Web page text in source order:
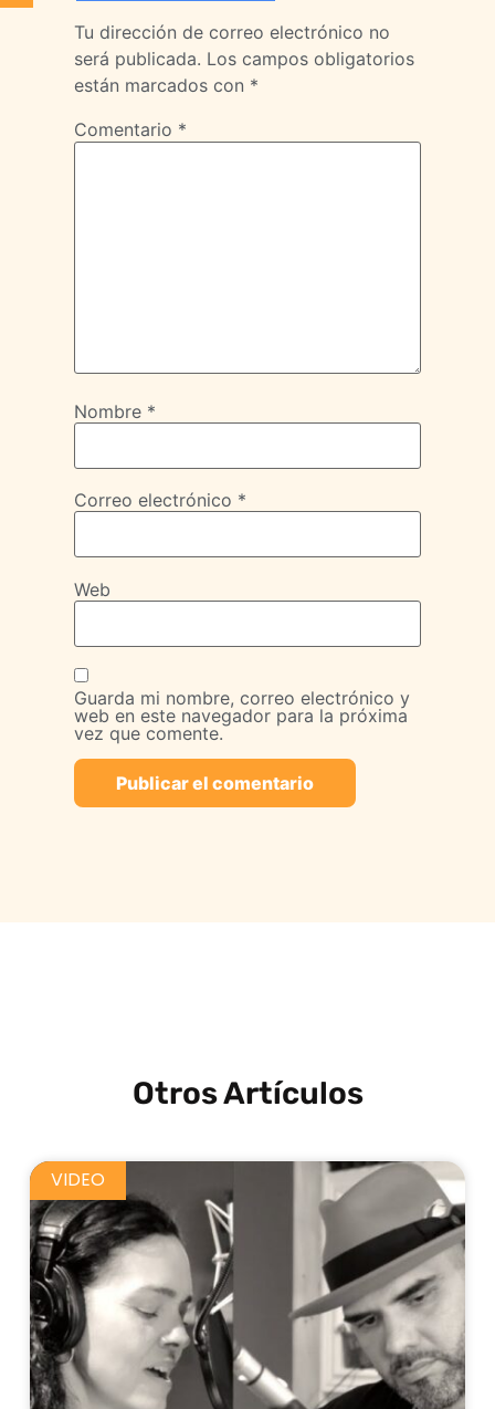
Tu dirección de correo electrónico no
será publicada. Los campos obligatorios
están marcados con *
Comentario *
Nombre *
Correo electrónico *
Web
Guarda mi nombre, correo electrónico y
web en este navegador para la próxima
vez que comente.
Otros Artículos
VIDEO